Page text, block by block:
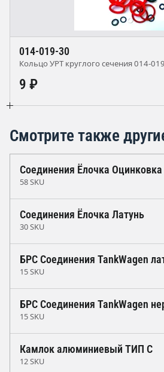
014-019-30
Кольцо УРТ круглого сечения 014-
9 ₽
Смотрите также
Соединения Ёлочка Оцинковка
58 SKU
Соединения Ёлочка Латунь
30 SKU
БРС Соединения TankWagen
15 SKU
БРС Соединения TankWagen
15 SKU
Камлок алюминиевый ТИП C
12 SKU